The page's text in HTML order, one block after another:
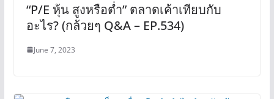
“P/E หุ้น สูงหรือต่ำ” ตลาดเค้าเทียบกับ
อะไร? (กล้วยๆ Q&A – EP.534)
June 7, 2023